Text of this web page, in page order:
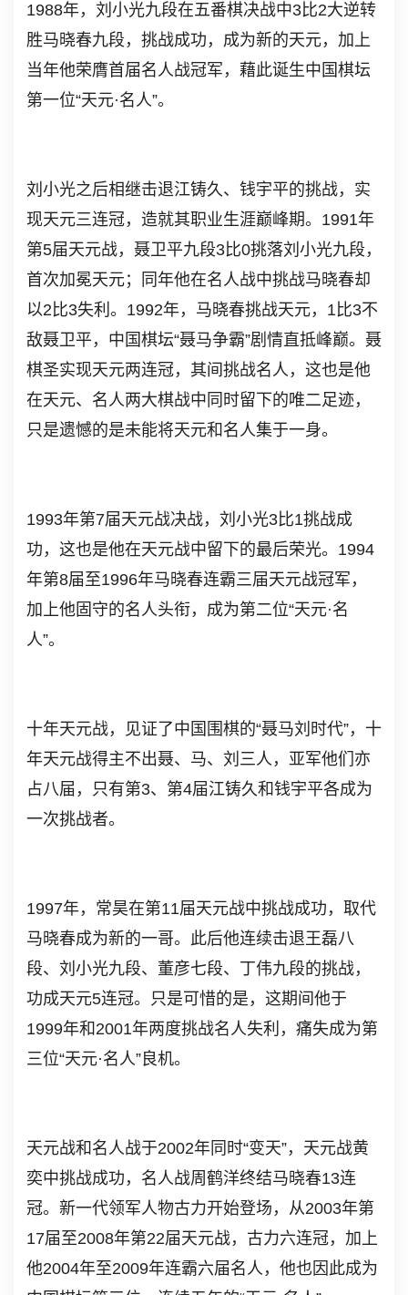
1988年，刘小光九段在五番棋决战中3比2大逆转
胜马晓春九段，挑战成功，成为新的天元，加上
当年他荣膺首届名人战冠军，藉此诞生中国棋坛
第一位“天元·名人”。
刘小光之后相继击退江铸久、钱宇平的挑战，实
现天元三连冠，造就其职业生涯巅峰期。1991年
第5届天元战，聂卫平九段3比0挑落刘小光九段，
首次加冕天元；同年他在名人战中挑战马晓春却
以2比3失利。1992年，马晓春挑战天元，1比3不
敌聂卫平，中国棋坛“聂马争霸”剧情直抵峰巅。聂
棋圣实现天元两连冠，其间挑战名人，这也是他
在天元、名人两大棋战中同时留下的唯二足迹，
只是遗憾的是未能将天元和名人集于一身。
1993年第7届天元战决战，刘小光3比1挑战成
功，这也是他在天元战中留下的最后荣光。1994
年第8届至1996年马晓春连霸三届天元战冠军，
加上他固守的名人头衔，成为第二位“天元·名
人”。
十年天元战，见证了中国围棋的“聂马刘时代”，十
年天元战得主不出聂、马、刘三人，亚军他们亦
占八届，只有第3、第4届江铸久和钱宇平各成为
一次挑战者。
1997年，常昊在第11届天元战中挑战成功，取代
马晓春成为新的一哥。此后他连续击退王磊八
段、刘小光九段、董彦七段、丁伟九段的挑战，
功成天元5连冠。只是可惜的是，这期间他于
1999年和2001年两度挑战名人失利，痛失成为第
三位“天元·名人”良机。
天元战和名人战于2002年同时“变天”，天元战黄
奕中挑战成功，名人战周鹤洋终结马晓春13连
冠。新一代领军人物古力开始登场，从2003年第
17届至2008年第22届天元战，古力六连冠，加上
他2004年至2009年连霸六届名人，他也因此成为